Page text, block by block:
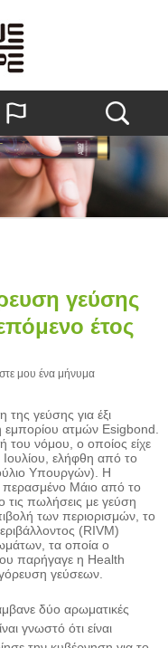
γεύσης
έτος
μου ένα μήνυμα
γεύσης για έξι
ατμών Esigbond.
νόμου, ο οποίος είχε
Ιουλίου, ελήφθη από το
Υπουργών). Η
περασμένο Μάιο από το
τις πωλήσεις με γεύση
των περιορισμών, το
(RIVM)
τα οποία ο
παρήγαγε η Health
γεύσεων.
δύο αρωματικές
γνωστό ότι είναι